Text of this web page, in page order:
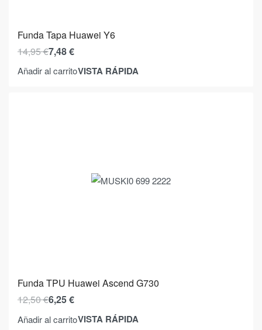
Funda Tapa Huawei Y6
14,95€7,48€
Añadir al carritoVISTA RÁPIDA
Funda TPU Huawei Ascend G730
12,50€6,25€
Añadir al carritoVISTA RÁPIDA